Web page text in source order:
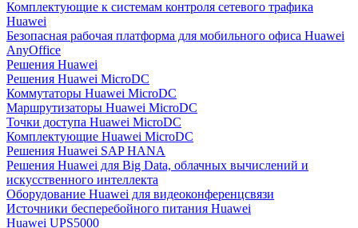
Комплектующие к системам контроля сетевого трафика
Huawei
Безопасная рабочая платформа для мобильного офиса Huawei
AnyOffice
Решения Huawei
Решения Huawei MicroDC
Коммутаторы Huawei MicroDC
Маршрутизаторы Huawei MicroDC
Точки доступа Huawei MicroDC
Комплектующие Huawei MicroDC
Решения Huawei SAP HANA
Решения Huawei для Big Data, облачных вычислений и
искусственного интеллекта
Оборудование Huawei для видеоконференцсвязи
Источники бесперебойного питания Huawei
Huawei UPS5000